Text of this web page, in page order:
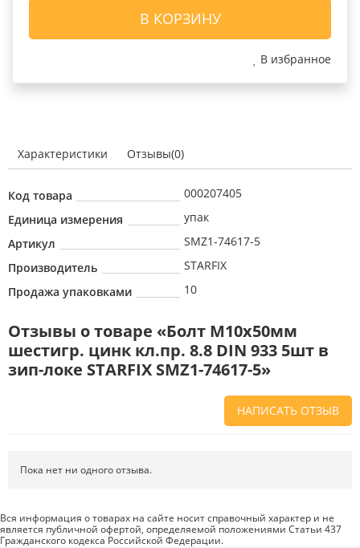
В КОРЗИНУ
В избранное
Характеристики Отзывы(0)
Код товара
000207405
Единица измерения
упак
Артикул
SMZ1-74617-5
Производитель
STARFIX
Продажа упаковками
10
Отзывы о товаре «Болт М10х50мм
шестигр. цинк кл.пр. 8.8 DIN 933 5шт в
зип-локе STARFIX SMZ1-74617-5»
НАПИСАТЬ ОТЗЫВ
не ошиблись в своем выборе.
Доставка. Как был упакован товар? Доставили ли его вам в
оговоренный срок?
Пока нет ни одного отзыва.
Вся информация о товарах на сайте носит справочный характер и не
является публичной офертой, определяемой положениями Статьи 437
Гражданского кодекса Российской Федерации.